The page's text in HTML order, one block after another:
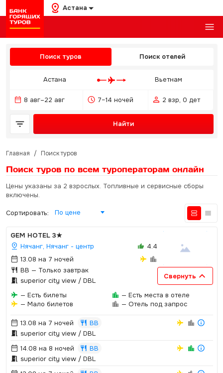
Астана
Поиск туров Поиск отелей
Астана Вьетнам
8 авг–22 авг 7–14 ночей 2 взр, 0 дет
Найти
Главная / Поиск туров
Поиск туров по всем туроператорам онлайн
Цены указаны за 2 взрослых. Топливные и сервисные сборы
включены.
Сортировать: По цене
GEM HOTEL 3★
Нячанг, Нячанг - центр
13.08 на 7 ночей
BB — Только завтрак
4.4
superior city view / DBL
Свернуть
— Есть билеты
— Мало билетов
— Есть места в отеле
— Отель под запрос
13.08 на 7 ночей
BB
superior city view / DBL
14.08 на 8 ночей
BB
superior city view / DBL